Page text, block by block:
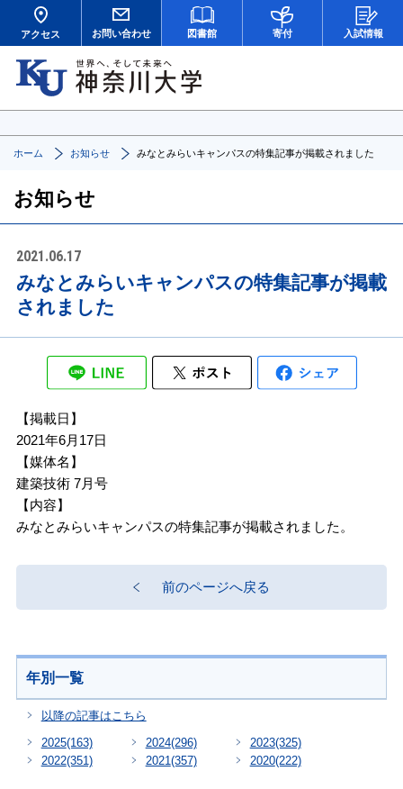
アクセス お問い合わせ 図書館 寄付 入試情報
ホーム お知らせ みなとみらいキャンパスの特集記事が掲載されました
お知らせ
2021.06.17
みなとみらいキャンパスの特集記事が掲載
されました
【掲載日】
2021年6月17日
【媒体名】
建築技術 7月号
【内容】
みなとみらいキャンパスの特集記事が掲載されました。
前のページへ戻る
年別一覧
以降の記事はこちら
2025(163) 2024(296) 2023(325)
2022(351) 2021(357) 2020(222)